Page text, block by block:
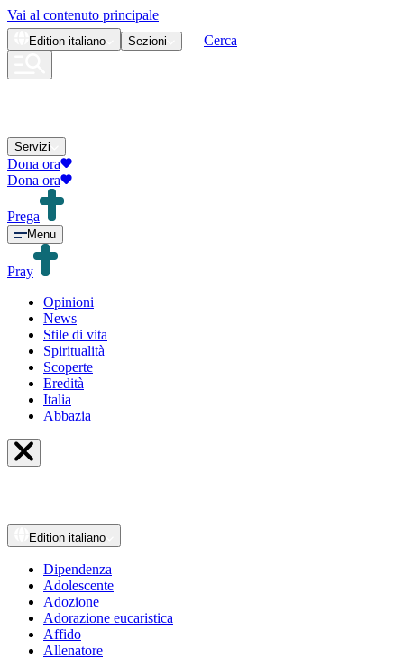
Vai al contenuto principale
Edition italiano Sezioni Cerca
Servizi
Dona ora
Dona ora
Prega
Menu
Pray
Opinioni
News
Stile di vita
Spiritualità
Scoperte
Eredità
Italia
Abbazia
Edition italiano
Dipendenza
Adolescente
Adozione
Adorazione eucaristica
Affido
Allenatore